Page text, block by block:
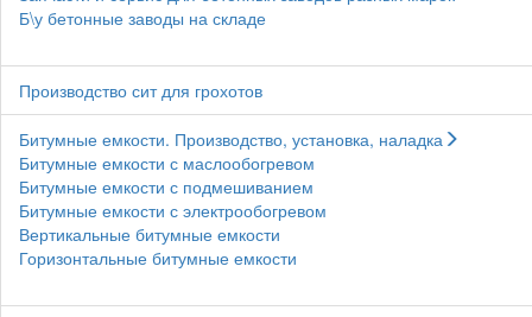
Б\у бетонные заводы на складе
Производство сит для грохотов
Битумные емкости. Производство, установка, наладка
Битумные емкости с маслообогревом
Битумные емкости с подмешиванием
Битумные емкости с электрообогревом
Вертикальные битумные емкости
Горизонтальные битумные емкости